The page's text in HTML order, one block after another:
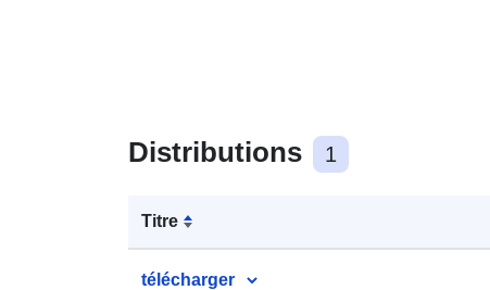
Distributions 1
Titre
télécharger